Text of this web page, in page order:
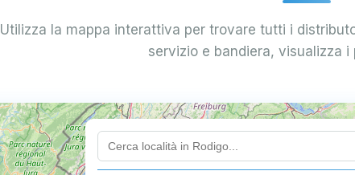
Utilizza la mappa interattiva per trovare tutti i
servizio e bandiera, visualizza i